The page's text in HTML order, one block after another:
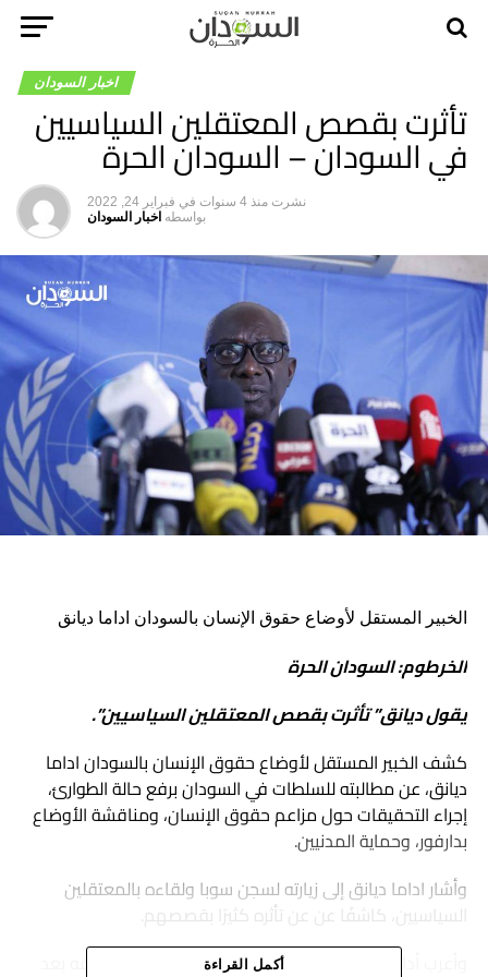
اخبار السودان
تأثرت بقصص المعتقلين السياسيين
في السودان – السودان الحرة
نشرت منذ 4 سنوات في فبراير 24, 2022
بواسطه اخبار السودان
الخبير المستقل لأوضاع حقوق الإنسان بالسودان اداما ديانق
الخرطوم: السودان الحرة
يقول ديانق” تأثرت بقصص المعتقلين السياسيين”.
كشف الخبير المستقل لأوضاع حقوق الإنسان بالسودان اداما
ديانق، عن مطالبته للسلطات في السودان برفع حالة الطوارئ،
إجراء التحقيقات حول مزاعم حقوق الإنسان، ومناقشة الأوضاع
بدارفور، وحماية المدنيين.
وأشار اداما ديانق إلى زيارته لسجن سوبا ولقاءه بالمعتقلين
السياسيين، كاشفًا عن عن تأثره كثيرًا بقصصهم.
وأعرب أداما ديانق، في مؤتمرٍ صحفي، الخميس، عن قلقه بعد
أكمل القراءة